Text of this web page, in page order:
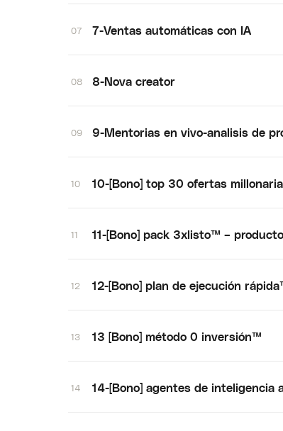
07 7-Ventas automáticas con IA
08 8-Nova creator
09 9-Mentorias en vivo-analisis de
10 10-[Bono] top 30 ofertas
11 11-[Bono] pack 3xlisto™ –
12 12-[Bono] plan de ejecución
13 13 [Bono] método 0 inversión™
14 14-[Bono] agentes de inteligencia